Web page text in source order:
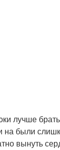
лучше
на были
вынуть